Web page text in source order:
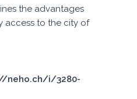
the advantages
access to the city of
neho.ch/i/3280-